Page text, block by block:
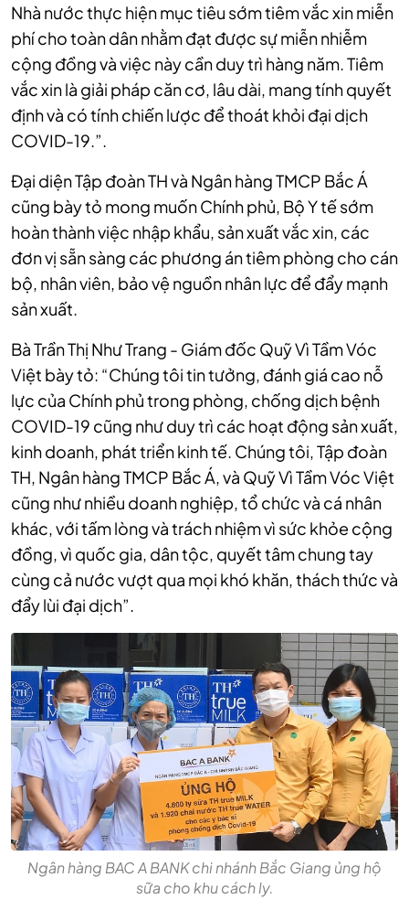
Nhà nước thực hiện mục tiêu sớm tiêm vắc xin miễn
phí cho toàn dân nhằm đạt được sự miễn nhiễm
cộng đồng và việc này cần duy trì hàng năm. Tiêm
vắc xin là giải pháp căn cơ, lâu dài, mang tính quyết
định và có tính chiến lược để thoát khỏi đại dịch
COVID-19.”.
Đại diện Tập đoàn TH và Ngân hàng TMCP Bắc Á
cũng bày tỏ mong muốn Chính phủ, Bộ Y tế sớm
hoàn thành việc nhập khẩu, sản xuất vắc xin, các
đơn vị sẵn sàng các phương án tiêm phòng cho cán
bộ, nhân viên, bảo vệ nguồn nhân lực để đẩy mạnh
sản xuất.
Bà Trần Thị Như Trang - Giám đốc Quỹ Vì Tầm Vóc
Việt bày tỏ: “Chúng tôi tin tưởng, đánh giá cao nỗ
lực của Chính phủ trong phòng, chống dịch bệnh
COVID-19 cũng như duy trì các hoạt động sản xuất,
kinh doanh, phát triển kinh tế. Chúng tôi, Tập đoàn
TH, Ngân hàng TMCP Bắc Á, và Quỹ Vì Tầm Vóc Việt
cũng như nhiều doanh nghiệp, tổ chức và cá nhân
khác, với tấm lòng và trách nhiệm vì sức khỏe cộng
đồng, vì quốc gia, dân tộc, quyết tâm chung tay
cùng cả nước vượt qua mọi khó khăn, thách thức và
đẩy lùi đại dịch”.
Ngân hàng BAC A BANK chi nhánh Bắc Giang ủng hộ
sữa cho khu cách ly.